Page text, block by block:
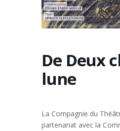
De Deux
lune
La Compagnie du
partenariat avec la